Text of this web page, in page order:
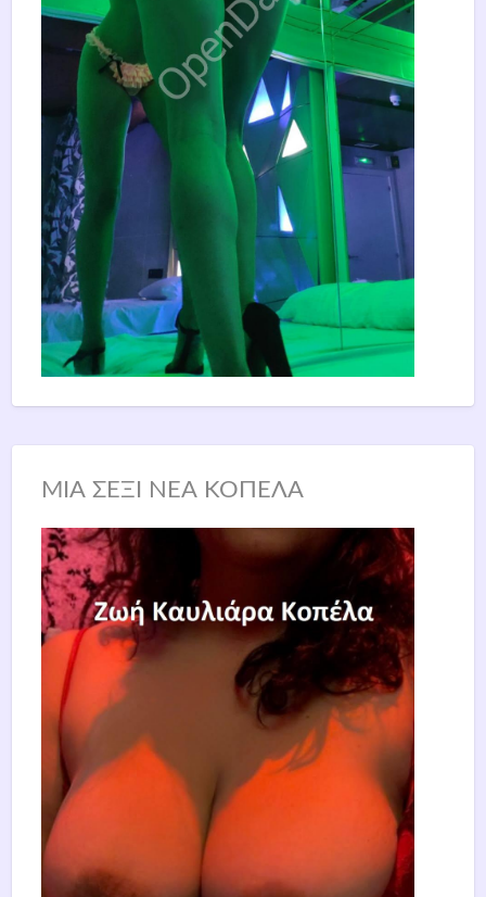
ΜΙΑ ΣΕΞΙ ΝΕΑ ΚΟΠΕΛΑ